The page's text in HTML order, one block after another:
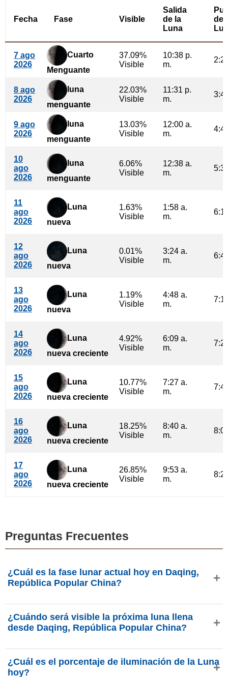
Fecha Fase Visible
Salida
de la
Luna
de
7 ago
2026
Cuarto
Menguante
37.09%
Visible
10:38 p.
m.
8 ago
2026
luna
menguante
22.03%
Visible
11:31 p.
m.
9 ago
2026
luna
menguante
13.03%
Visible
12:00 a.
m.
10
ago
2026
luna
menguante
6.06%
Visible
12:38 a.
m.
11
ago
2026
Luna
nueva
1.63%
Visible
1:58 a.
m.
12
ago
2026
Luna
nueva
0.01%
Visible
3:24 a.
m.
13
ago
2026
Luna
nueva
1.19%
Visible
4:48 a.
m.
14
ago
2026
Luna
nueva creciente
4.92%
Visible
6:09 a.
m.
15
ago
2026
Luna
nueva creciente
10.77%
Visible
7:27 a.
m.
16
ago
2026
Luna
nueva creciente
18.25%
Visible
8:40 a.
m.
17
ago
2026
Luna
nueva creciente
26.85%
Visible
9:53 a.
m.
Preguntas Frecuentes
¿Cuál es la fase lunar actual hoy en Daqing,
República Popular China?
Popular China, la Luna está en la faseCuarto Menguante
con 37.09% de iluminación, tiene 23.38 días de edad y se
phasesmoon.com.
¿Cuándo será visible la próxima luna llena
desde Daqing, República Popular China?
2026, aproximadamente a las 6:07 p. m. (hora
¿Cuál es el porcentaje de iluminación de la Luna
hoy?